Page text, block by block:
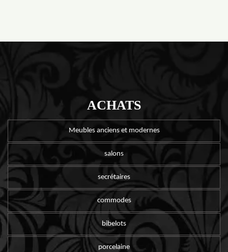
ACHATS
Meubles anciens et modernes
salons
secrétaires
commodes
bibelots
porcelaine